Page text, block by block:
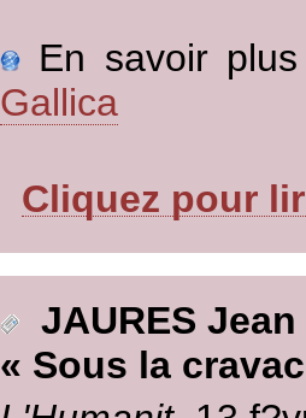
En savoir
Gallica
Cliquez pour
JAURES Jean
« Sous la